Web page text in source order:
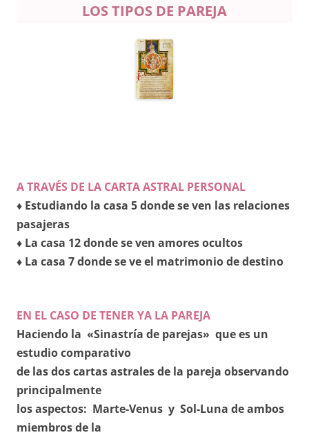
LOS TIPOS DE PAREJA
A TRAVÉS DE LA CARTA ASTRAL PERSONAL
♦ Estudiando la casa 5 donde se ven las relaciones
pasajeras
♦ La casa 12 donde se ven amores ocultos
♦ La casa 7 donde se ve el matrimonio de destino
EN EL CASO DE TENER YA LA PAREJA
Haciendo la «Sinastría de parejas» que es un
estudio comparativo
de las dos cartas astrales de la pareja observando
principalmente
los aspectos: Marte-Venus y Sol-Luna de ambos
miembros de la